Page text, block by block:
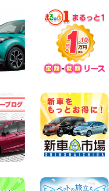
絡 愛知県 三河安城店
100円レンタカー 三河安城
2026年08月08日
☆ お盆特別乗り放題プラン
☆ 埼玉県 杉戸店
100円レンタカー 杉戸
2026年08月07日
佐渡でのドライブは安全第一!
100円レンタカー 佐渡空港
2026年08月07日
楽しい佐渡旅行を守るために!
安全運転のお願い 新潟県 両
津店
100円レンタカー 両津
2026年08月07日
日産セレナが新入荷!!中川か
100円レンタカー 中川かの里
2026年08月07日